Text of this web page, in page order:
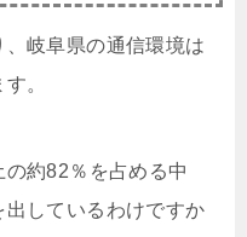
、岐阜県の通信環境は
。
約82％を占める中
しているわけですか